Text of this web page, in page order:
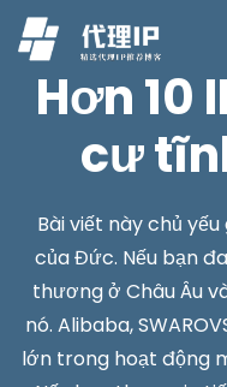
Hơn 10
cư
Bài viết này chủ
của Đức. Nếu bạn
thương ở Châu Âu
nó. Alibaba,
lớn trong hoạt động